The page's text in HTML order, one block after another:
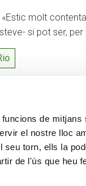
de mitjans
el nostre lloc
seu torn, ells la
de l'ús que heu
molt
si pot ser,
MÉS
Actualitat